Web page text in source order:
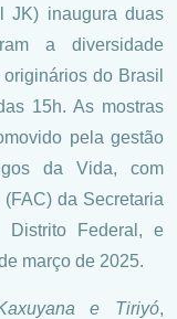
JK) inaugura duas
a diversidade
do Brasil
15h. As mostras
pela gestão
da Vida, com
da Secretaria
Federal, e
março de 2025.
e Tiriyó,